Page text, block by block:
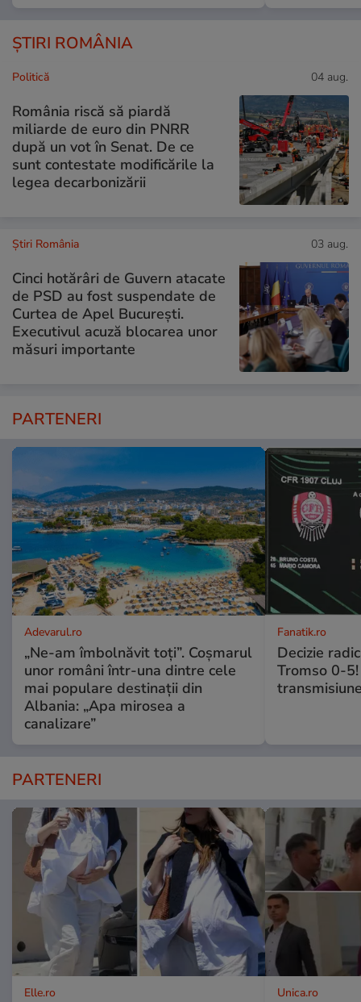
ȘTIRI ROMÂNIA
Politică 04 aug.
România riscă să piardă
miliarde de euro din PNRR
după un vot în Senat. De ce
sunt contestate modificările la
legea decarbonizării
Știri România 03 aug.
Cinci hotărâri de Guvern atacate
de PSD au fost suspendate de
Curtea de Apel București.
Executivul acuză blocarea unor
măsuri importante
PARTENERI
Adevarul.ro
„Ne-am îmbolnăvit toți”. Coșmarul
unor români într-una dintre cele
mai populare destinații din
Albania: „Apa mirosea a
canalizare”
Fanatik.ro
Decizie
Tromso 0-
PARTENERI
Elle.ro Unica.ro